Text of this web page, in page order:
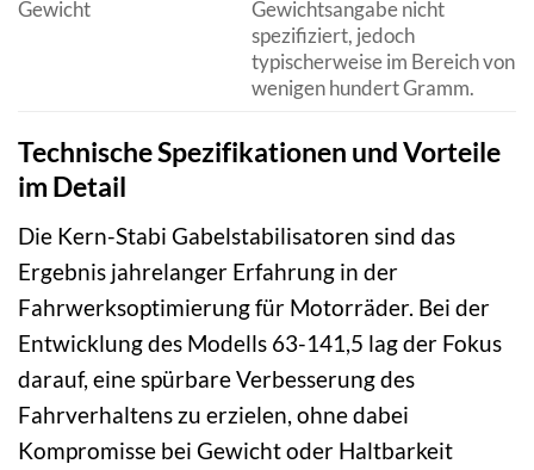
Gewicht
Gewichtsangabe nicht
spezifiziert, jedoch
typischerweise im Bereich von
wenigen hundert Gramm.
Technische Spezifikationen und Vorteile
im Detail
Die Kern-Stabi Gabelstabilisatoren sind das
Ergebnis jahrelanger Erfahrung in der
Fahrwerksoptimierung für Motorräder. Bei der
Entwicklung des Modells 63-141,5 lag der Fokus
darauf, eine spürbare Verbesserung des
Fahrverhaltens zu erzielen, ohne dabei
Kompromisse bei Gewicht oder Haltbarkeit